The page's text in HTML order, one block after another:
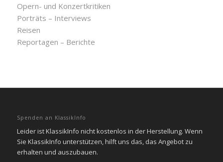
Opern- und Konzertkritiken
Porträts – Interviews
Reisen
Reportagen – Berichte
Spenden an KlassikInfo
Leider ist KlassikInfo nicht kostenlos in der Herstellung. Wenn
Sie KlassikInfo unterstützen, hilft uns das, das Angebot zu
erhalten und auszubauen.